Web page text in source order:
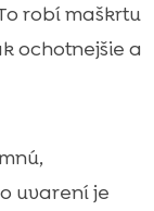
robí maškrtu
ochotnejšie a
uvarení je